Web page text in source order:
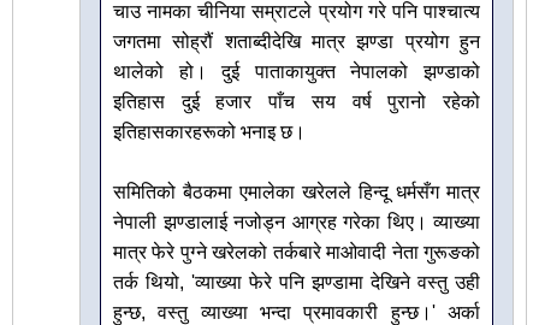
चाउ नामका चीनिया सम्राटले प्रयोग गरे पनि पाश्चात्य
जगतमा सोह्रौं शताब्दीदेखि मात्र झण्डा प्रयोग हुन
थालेको हो। दुई पाताकायुक्त नेपालको झण्डाको
इतिहास दुई हजार पाँच सय वर्ष पुरानो रहेको
इतिहासकारहरूको भनाइ छ।
समितिको बैठकमा एमालेका खरेलले हिन्दू धर्मसँग मात्र
नेपाली झण्डालाई नजोड्न आग्रह गरेका थिए। व्याख्या
मात्र फेरे पुग्ने खरेलको तर्कबारे माओवादी नेता गुरूङको
तर्क थियो, 'व्याख्या फेरे पनि झण्डामा देखिने वस्तु उही
हुन्छ, वस्तु व्याख्या भन्दा प्रमावकारी हुन्छ।' अर्का